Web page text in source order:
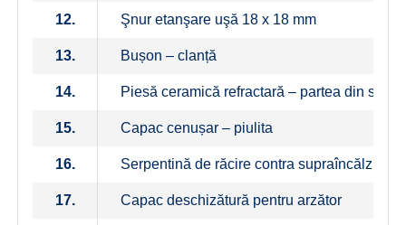
12. Şnur etanşare uşă 18 x 18 mm
13. Bușon – clanță
14. Piesă ceramică refractară – partea din
15. Capac cenușar – piulita
16. Serpentină de răcire contra supraîncălzirii
17. Capac deschizătură pentru arzător